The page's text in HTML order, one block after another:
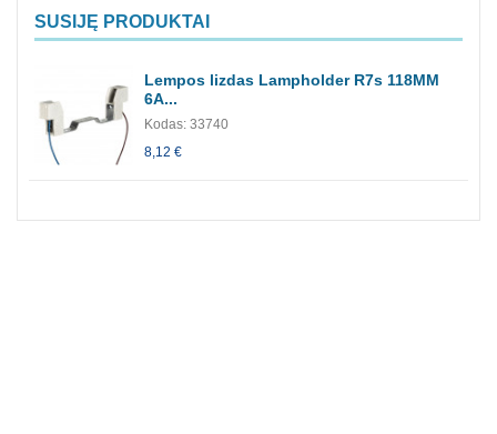
SUSIJĘ PRODUKTAI
Lempos lizdas Lampholder R7s 118MM
6A...
Kodas: 33740
8,12 €